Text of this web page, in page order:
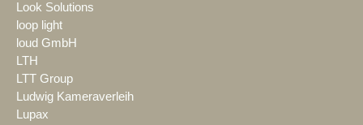
Look Solutions
loop light
loud GmbH
LTH
LTT Group
Ludwig Kameraverleih
Lupax